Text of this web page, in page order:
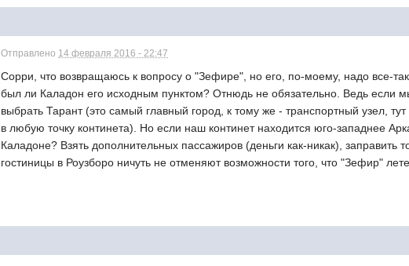
Отправлено 14 февраля 2016 - 22:47
Сорри, что возвращаюсь к вопросу о "Зефире", но его, по-моему, надо все-
был ли Каладон его исходным пунктом? Отнюдь не обязательно. Ведь если
выбрать Тарант (это самый главный город, к тому же - транспортный узел,
в любую точку континета). Но если наш континет находится юго-западнее
Каладоне? Взять дополнительных пассажиров (деньги как-никак), заправить
гостиницы в Роузборо ничуть не отменяют возможности того, что "Зефир"